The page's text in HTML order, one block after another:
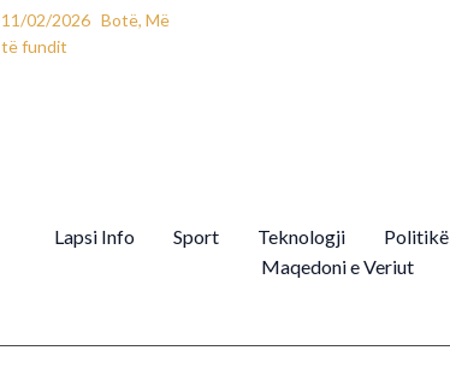
11/02/2026 Botë, Më
të fundit
Lapsi Info Sport Teknologji Politikë
Maqedoni e Veriut